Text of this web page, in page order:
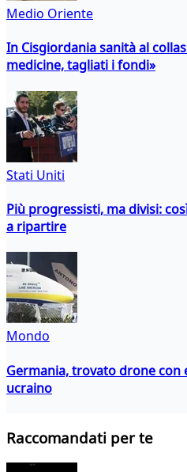
Medio Oriente
In Cisgiordania sanità al
medicine, tagliati i fondi»
Stati Uniti
Più progressisti, ma divisi:
a ripartire
Mondo
Germania, trovato drone con
ucraino
Raccomandati per te